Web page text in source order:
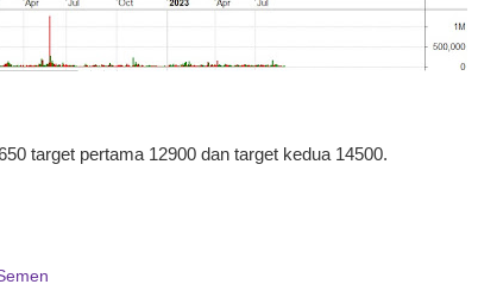
target pertama 12900 dan target kedua 14500.